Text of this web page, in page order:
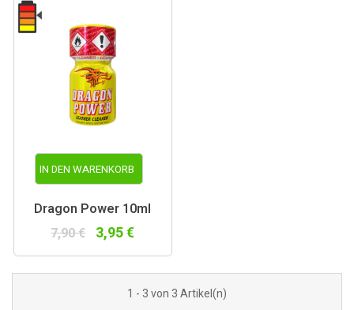
IN DEN WARENKORB
Dragon Power 10ml
7,90 € 3,95 €
1 - 3 von 3 Artikel(n)